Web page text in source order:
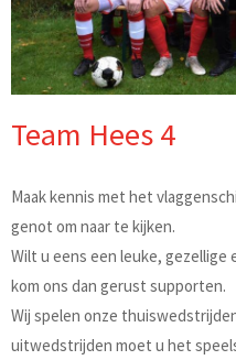
Team Hees 4
Maak kennis met het
genot om naar te kijken.
Wilt u eens een leuke, gezellige
kom ons dan gerust supporten.
Wij spelen onze
uitwedstrijden moet u het